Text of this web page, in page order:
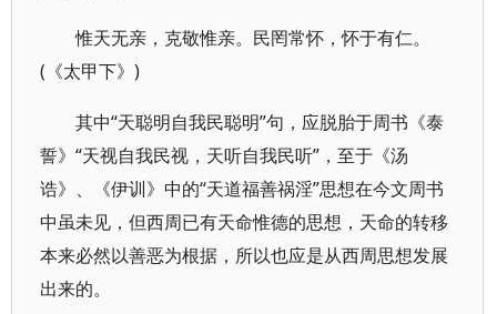
惟天无亲，克敬惟亲。民罔常怀，怀于有仁。
(《太甲下》)
其中“天聪明自我民聪明”句，应脱胎于周书《泰
誓》“天视自我民视，天听自我民听”，至于《汤
诰》、《伊训》中的“天道福善祸淫”思想在今文周书
中虽未见，但西周已有天命惟德的思想，天命的转移
本来必然以善恶为根据，所以也应是从西周思想发展
出来的。